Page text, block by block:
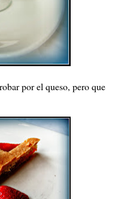
por el queso, pero que